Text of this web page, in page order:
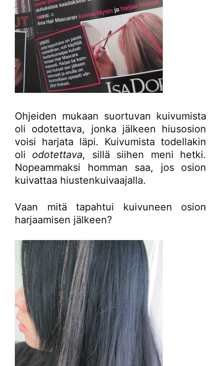
Ohjeiden mukaan suortuvan kuivumista
oli odotettava, jonka jälkeen hiusosion
voisi harjata läpi. Kuivumista todellakin
oli odotettava, sillä siihen meni hetki.
Nopeammaksi homman saa, jos osion
kuivattaa hiustenkuivaajalla.
Vaan mitä tapahtui kuivuneen osion
harjaamisen jälkeen?